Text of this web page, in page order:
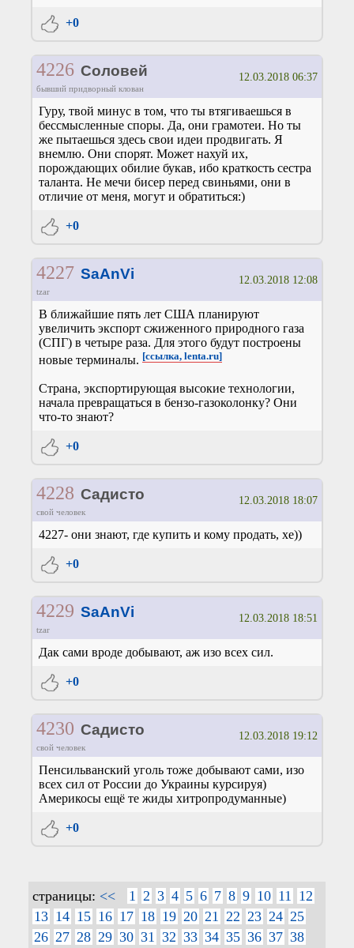
+0
4226 Соловей
бывший придворный клован
12.03.2018 06:37
Гуру, твой минус в том, что ты втягиваешься в
бессмысленные споры. Да, они грамотеи. Но ты
же пытаешься здесь свои идеи продвигать. Я
внемлю. Они спорят. Может нахуй их,
порождающих обилие букав, ибо краткость сестра
таланта. Не мечи бисер перед свиньями, они в
отличие от меня, могут и обратиться:)
+0
4227 SaAnVi
tzar
12.03.2018 12:08
В ближайшие пять лет США планируют
увеличить экспорт сжиженного природного газа
(СПГ) в четыре раза. Для этого будут построены
новые терминалы. [ссылка, lenta.ru]
Страна, экспортирующая высокие технологии,
начала превращаться в бензо-газоколонку? Они
что-то знают?
+0
4228 Садисто
свой человек
12.03.2018 18:07
4227- они знают, где купить и кому продать, хе))
+0
4229 SaAnVi
tzar
12.03.2018 18:51
Дак сами вроде добывают, аж изо всех сил.
+0
4230 Садисто
свой человек
12.03.2018 19:12
Пенсильванский уголь тоже добывают сами, изо
всех сил от России до Украины курсируя)
Америкосы ещё те жиды хитропродуманные)
+0
страницы: << 1 2 3 4 5 6 7 8 9 10 11
12
13 14 15 16 17 18 19 20 21 22 23 24 25
26 27 28 29 30 31 32 33 34 35 36 37 38